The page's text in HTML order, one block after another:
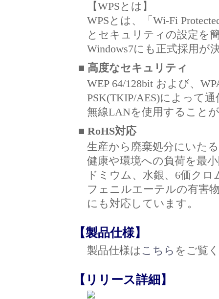
【WPSとは】
WPSとは、「Wi-Fi
とセキュリティの設定を
Windows7にも正式採用が
■ 高度なセキュリティ
WEP 64/128bit および、
PSK(TKIP/AES)によって
無線LANを使用すること
■ RoHS対応
生産から廃棄処分にいた
健康や環境への負荷を最
ドミウム、水銀、6価ク
フェニルエーテルの有害
にも対応しています。
【製品仕様】
製品仕様は こちら をご覧
【リリース詳細】